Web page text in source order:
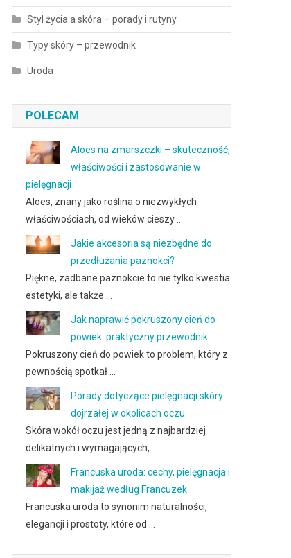
Styl życia a skóra – porady i rutyny
Typy skóry – przewodnik
Uroda
POLECAM
Aloes na zmarszczki – skuteczność,
właściwości i zastosowanie w
pielęgnacji
Aloes, znany jako roślina o niezwykłych
właściwościach, od wieków cieszy …
Jakie akcesoria są niezbędne do
przedłużania paznokci?
Piękne, zadbane paznokcie to nie tylko kwestia
estetyki, ale także …
Jak naprawić pokruszony cień do
powiek: praktyczny przewodnik
Pokruszony cień do powiek to problem, który z
pewnością spotkał …
Porady dotyczące pielęgnacji skóry
dojrzałej w okolicach oczu
Skóra wokół oczu jest jedną z najbardziej
delikatnych i wymagających, …
Francuska uroda: cechy, pielęgnacja i
makijaż według Francuzek
Francuska uroda to synonim naturalności,
elegancji i prostoty, które od …